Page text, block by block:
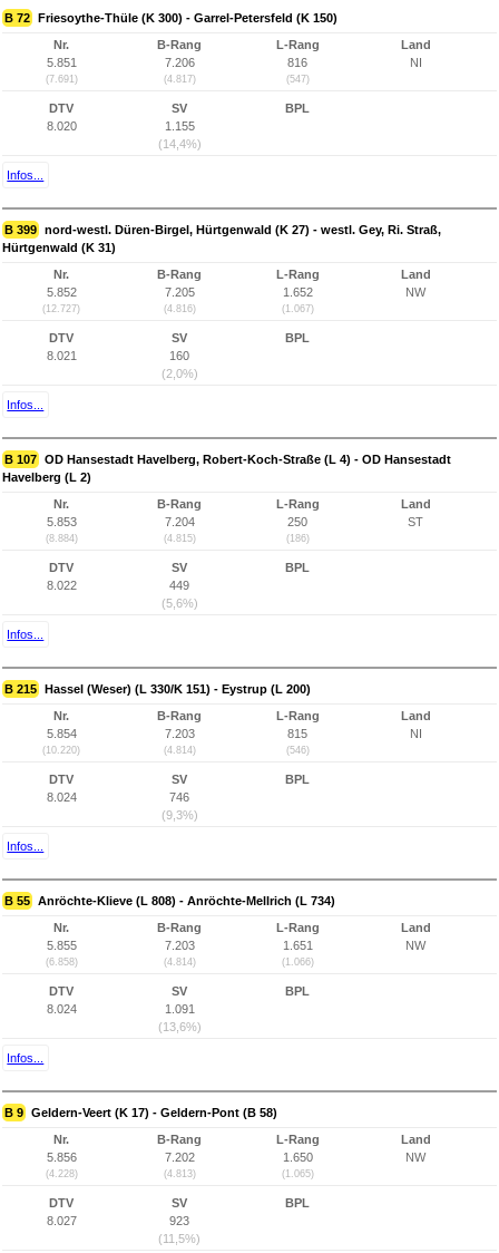
B 72 Friesoythe-Thüle (K 300) - Garrel-Petersfeld (K 150)
Nr.
5.851
(7.691)
B-Rang
7.206
(4.817)
L-Rang
816
(547)
Land
NI
DTV
8.020
SV
1.155
(14,4%)
BPL
Infos...
B 399 nord-westl. Düren-Birgel, Hürtgenwald (K 27) - westl. Gey, Ri. Straß,
Hürtgenwald (K 31)
Nr.
5.852
(12.727)
B-Rang
7.205
(4.816)
L-Rang
1.652
(1.067)
Land
NW
DTV
8.021
SV
160
(2,0%)
BPL
Infos...
B 107 OD Hansestadt Havelberg, Robert-Koch-Straße (L 4) - OD Hansestadt
Havelberg (L 2)
Nr.
5.853
(8.884)
B-Rang
7.204
(4.815)
L-Rang
250
(186)
Land
ST
DTV
8.022
SV
449
(5,6%)
BPL
Infos...
B 215 Hassel (Weser) (L 330/K 151) - Eystrup (L 200)
Nr.
5.854
(10.220)
B-Rang
7.203
(4.814)
L-Rang
815
(546)
Land
NI
DTV
8.024
SV
746
(9,3%)
BPL
Infos...
B 55 Anröchte-Klieve (L 808) - Anröchte-Mellrich (L 734)
Nr.
5.855
(6.858)
B-Rang
7.203
(4.814)
L-Rang
1.651
(1.066)
Land
NW
DTV
8.024
SV
1.091
(13,6%)
BPL
Infos...
B 9 Geldern-Veert (K 17) - Geldern-Pont (B 58)
Nr.
5.856
(4.228)
B-Rang
7.202
(4.813)
L-Rang
1.650
(1.065)
Land
NW
DTV
8.027
SV
923
(11,5%)
BPL